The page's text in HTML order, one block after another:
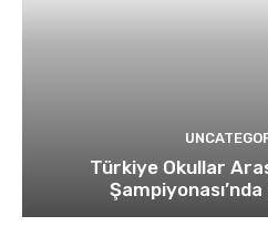
Türkiye Okullar